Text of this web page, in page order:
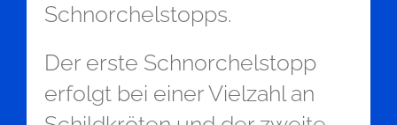
Schnorchelstopps.
Der erste Schnorchelstopp
erfolgt bei einer Vielzahl an